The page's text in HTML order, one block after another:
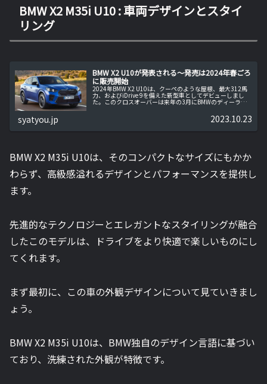
BMW X2 M35i U10 : 車両デザインとスタイ
リング
BMW X2 U10が発表される～発売は2024年春ごろ
に販売開始
2024年BMW X2 U10は、クーペのような屋根、最大312馬
力、およびiDrive 9を備えた新型車としてデビューしまし
た。このクロスオーバーは来年の3月にBMWのディーラー
syatyou.jp 2023.10.23
BMW X2 M35i U10は、そのコンパクトなサイズにもかか
わらず、高級感溢れるデザインとパフォーマンスを提供し
ます。
先進的なテクノロジーとエレガントなスタイリングが融合
したこのモデルは、ドライブをより快適で楽しいものにし
てくれます。
まず最初に、この車の外観デザインについて見ていきまし
ょう。
BMW X2 M35i U10は、BMW独自のデザイン言語に基づい
ており、洗練された外観が特徴です。